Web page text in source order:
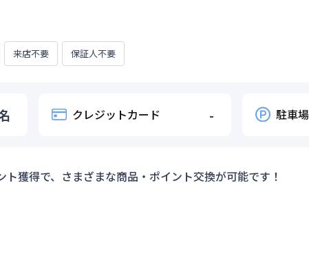
来店不要 保証人不要
クレジットカード - 駐車場
獲得で、さまざまな商品・ポイント交換が可能です！